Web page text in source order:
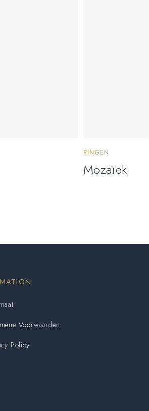
RINGEN
Mozaïek
Voorwaarden
Policy